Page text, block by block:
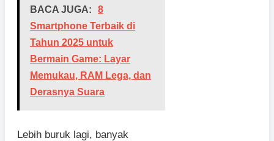
BACA JUGA:
8
Smartphone Terbaik di
Tahun 2025 untuk
Bermain Game: Layar
Memukau, RAM Lega, dan
Derasnya Suara
Lebih buruk lagi, banyak